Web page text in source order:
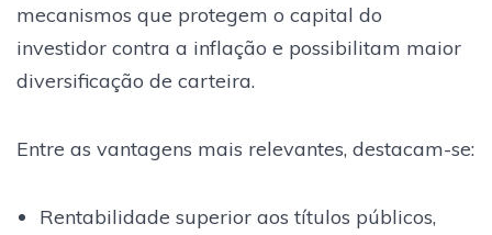
mecanismos que protegem o capital do
investidor contra a inflação e possibilitam maior
diversificação de carteira.
Entre as vantagens mais relevantes, destacam-se:
Rentabilidade superior aos títulos públicos,